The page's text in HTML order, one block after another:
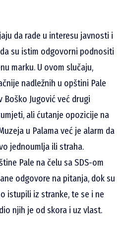
da rade u interesu javnosti i
su istim odgovorni podnositi
marku. U ovom slučaju,
nadležnih u opštini Pale
Boško Jugović već drugi
ali ćutanje opozicije na
u Palama već je alarm da
jednoumlja ili straha.
Pale na čelu sa SDS-om
odgovore na pitanja, dok su
istupili iz stranke, te se i ne
njih je od skora i uz vlast.